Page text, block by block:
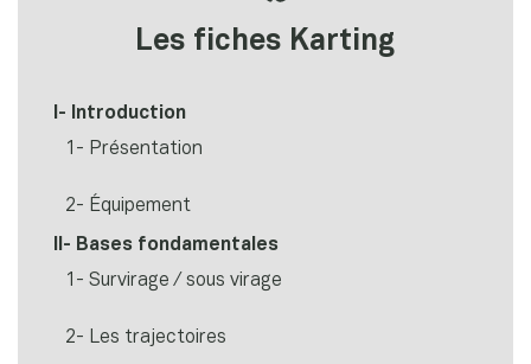
Les fiches Karting
I- Introduction
1- Présentation
2- Équipement
II- Bases fondamentales
1- Survirage / sous virage
2- Les trajectoires